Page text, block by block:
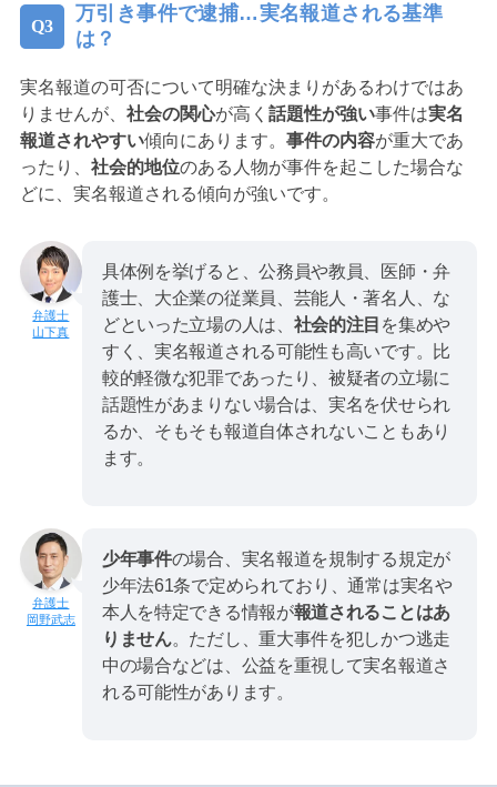
万引き事件で逮捕…実名報道される基準
は？
実名報道の可否について明確な決まりがあるわけではあ
りませんが、 社会の関心が高く 話題性が強い事件は実名
報道されやすい傾向にあります。 事件の内容が重大であ
ったり、 社会的地位のある人物が事件を起こした場合な
どに、実名報道される傾向が強いです。
山下真
具体例を挙げると、公務員や教員、医師・弁
護士、大企業の従業員、芸能人・著名人、な
どといった立場の人は、 社会的注目 を集めや
すく、実名報道される可能性も高いです。比
較的軽微な犯罪であったり、被疑者の立場に
話題性があまりない場合は、実名を伏せられ
るか、そもそも報道自体されないこともあり
ます。
岡野武志
少年事件の場合、実名報道を規制する規定が
少年法61条で定められており、通常は実名や
本人を特定できる情報が報道されることはあ
りません。ただし、重大事件を犯しかつ逃走
中の場合などは、公益を重視して実名報道さ
れる可能性があります。